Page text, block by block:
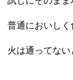
普通においしく
火は通ってない